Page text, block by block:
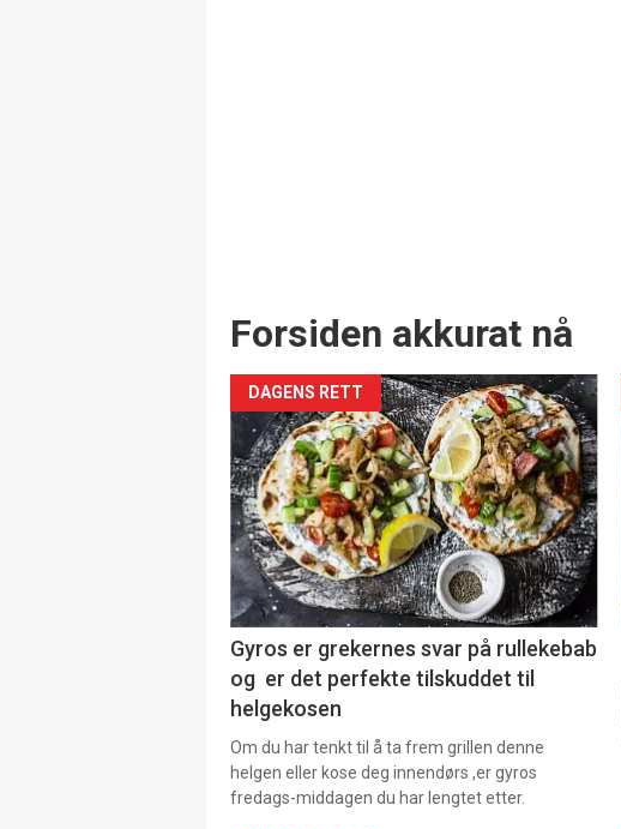
Forsiden akkurat nå
DAGENS RETT
Gyros er grekernes svar på rullekebab
og er det perfekte tilskuddet til
helgekosen
Om du har tenkt til å ta frem grillen denne
helgen eller kose deg innendørs ,er gyros
fredags-middagen du har lengtet etter.